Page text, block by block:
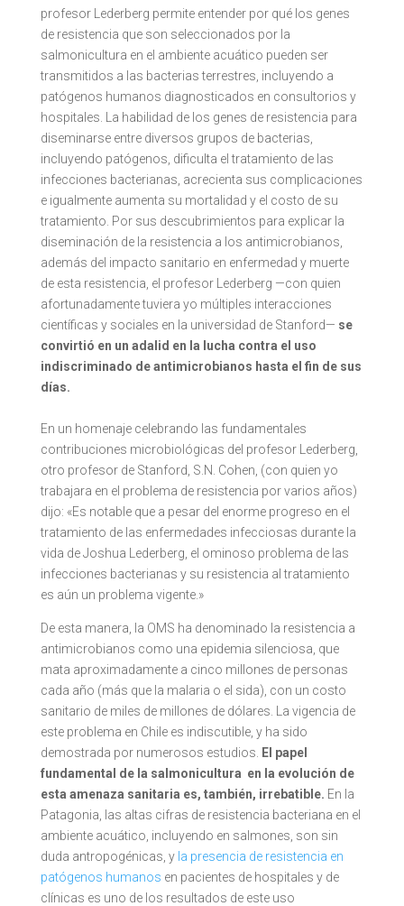
profesor Lederberg permite entender por qué los genes
de resistencia que son seleccionados por la
salmonicultura en el ambiente acuático pueden ser
transmitidos a las bacterias terrestres, incluyendo a
patógenos humanos diagnosticados en consultorios y
hospitales. La habilidad de los genes de resistencia para
diseminarse entre diversos grupos de bacterias,
incluyendo patógenos, dificulta el tratamiento de las
infecciones bacterianas, acrecienta sus complicaciones
e igualmente aumenta su mortalidad y el costo de su
tratamiento. Por sus descubrimientos para explicar la
diseminación de la resistencia a los antimicrobianos,
además del impacto sanitario en enfermedad y muerte
de esta resistencia, el profesor Lederberg —con quien
afortunadamente tuviera yo múltiples interacciones
científicas y sociales en la universidad de Stanford— se
convirtió en un adalid en la lucha contra el uso
indiscriminado de antimicrobianos hasta el fin de sus
días.
En un homenaje celebrando las fundamentales
contribuciones microbiológicas del profesor Lederberg,
otro profesor de Stanford, S.N. Cohen, (con quien yo
trabajara en el problema de resistencia por varios años)
dijo: «Es notable que a pesar del enorme progreso en el
tratamiento de las enfermedades infecciosas durante la
vida de Joshua Lederberg, el ominoso problema de las
infecciones bacterianas y su resistencia al tratamiento
es aún un problema vigente.»
De esta manera, la OMS ha denominado la resistencia a
antimicrobianos como una epidemia silenciosa, que
mata aproximadamente a cinco millones de personas
cada año (más que la malaria o el sida), con un costo
sanitario de miles de millones de dólares. La vigencia de
este problema en Chile es indiscutible, y ha sido
demostrada por numerosos estudios. El papel
fundamental de la salmonicultura en la evolución de
esta amenaza sanitaria es, también, irrebatible. En la
Patagonia, las altas cifras de resistencia bacteriana en el
ambiente acuático, incluyendo en salmones, son sin
duda antropogénicas, y la presencia de resistencia en
patógenos humanos en pacientes de hospitales y de
clínicas es uno de los resultados de este uso